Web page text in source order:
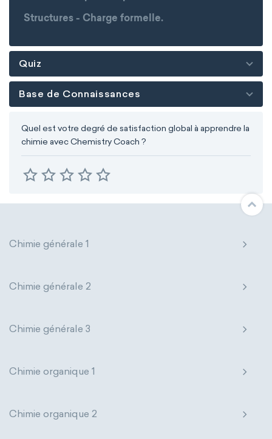
Structures - Charge formelle.
Quiz
Base de Connaissances
Quel est votre degré de satisfaction global à apprendre la
chimie avec Chemistry Coach ?
Chimie générale 1
Chimie générale 2
Chimie générale 3
Chimie organique 1
Chimie organique 2